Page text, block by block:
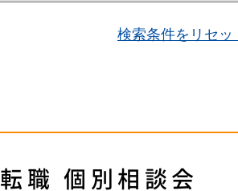
検索条件をリセッ
職 個別相談会